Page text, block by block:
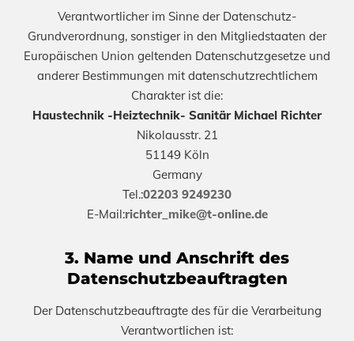
Verantwortlicher im Sinne der Datenschutz-
Grundverordnung, sonstiger in den Mitgliedstaaten der
Europäischen Union geltenden Datenschutzgesetze und
anderer Bestimmungen mit datenschutzrechtlichem
Charakter ist die:
Haustechnik -Heiztechnik- Sanitär Michael Richter
Nikolausstr. 21
51149 Köln
Germany
Tel.:02203 9249230
E-Mail:richter_mike@t-online.de
3. Name und Anschrift des
Datenschutzbeauftragten
Der Datenschutzbeauftragte des für die Verarbeitung
Verantwortlichen ist: